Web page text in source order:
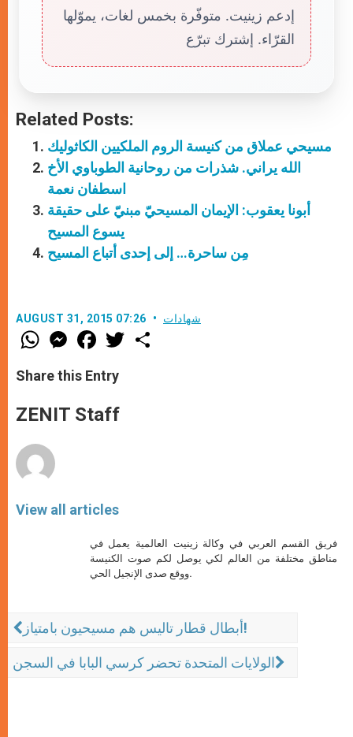
إدعم زينيت. متوفّرة بخمس لغات، يموّلها
القرّاء. إشترك تبرّع
Related Posts:
مسيحي عملاق من كنيسة الروم الملكيين الكاثوليك
الله يراني. شذرات من روحانية الطوباوي الأخ
اسطفان نعمة
أبونا يعقوب: الإيمان المسيحيّ مبنيّ على حقيقة
يسوع المسيح
مِن ساحرة… إلى إحدى أتباع المسيح
AUGUST 31, 2015 07:26 شهادات
W
h
t
s
p
p
M
e
s
e
g
e
F
a
e
b
o
k
w
Share this Entry
ZENIT Staff
View all articles
فريق القسم العربي في وكالة زينيت العالمية يعمل في
مناطق مختلفة من العالم لكي يوصل لكم صوت الكنيسة
ووقع صدى الإنجيل الحي.
أبطال قطار تاليس هم مسيحيون بامتياز!
الولايات المتحدة تحضر كرسي البابا في السجن